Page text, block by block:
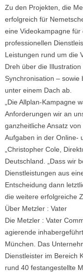
Zu den Projekten, die
erfolgreich für
eine Videokampagne für
professionellen
Leistungen rund um die
Dreh über die
Synchronisation –
unter einem Dach ab.
„Die Allplan-Kampagne
Anforderungen wir an
ganzheitliche Ansatz
Aufgaben in der Online-
„Christopher Cole,
Deutschland. „Dass wir
Dienstleistungen aus
Entscheidung dann
die weitere erfolgreiche
Über Metzler : Vater
Die Metzler : Vater
agierende
München. Das
Dienstleister im Bereich
rund 40 festangestellte